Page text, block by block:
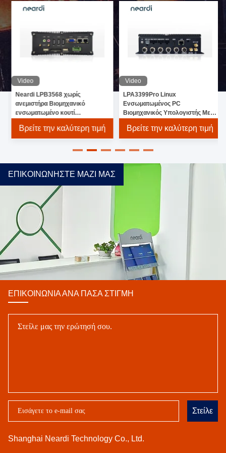
Video
Neardi LPB3568 χωρίς
ανεμιστήρα Βιομηχανικό
ενσωματωμένο κουτί
επεξεργαστή γυμνό πίνακα
Βρείτε την καλύτερη τιμή
Video
LPA3399Pro Linux
Ενσωματωμένος PC
Βιομηχανικός Υπολογιστής Με
Βρείτε την καλύτερη τιμή
ΕΠΙΚΟΙΝΩΝΉΣΤΕ ΜΑΖΊ ΜΑΣ
ΕΠΙΚΟΙΝΩΝΊΑ ΑΝΆ ΠΆΣΑ ΣΤΙΓΜΉ
Στείλε
Shanghai Neardi Technology Co., Ltd.